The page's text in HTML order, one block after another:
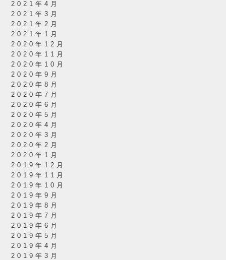
2021年4月
2021年3月
2021年2月
2021年1月
2020年12月
2020年11月
2020年10月
2020年9月
2020年8月
2020年7月
2020年6月
2020年5月
2020年4月
2020年3月
2020年2月
2020年1月
2019年12月
2019年11月
2019年10月
2019年9月
2019年8月
2019年7月
2019年6月
2019年5月
2019年4月
2019年3月